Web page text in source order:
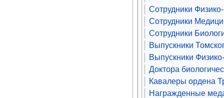
Сотрудники
Сотрудники
Сотрудники
Выпускники
Выпускники
Доктора
Кавалеры ордена
Награжденные